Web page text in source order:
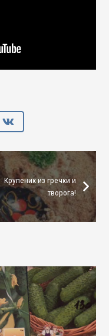
Крупеник из гречки и
творога!